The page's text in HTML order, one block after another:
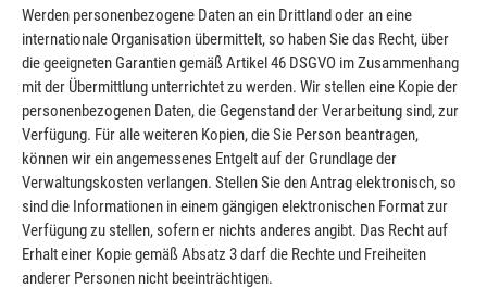
Werden personenbezogene Daten an ein Drittland oder an eine
internationale Organisation übermittelt, so haben Sie das Recht, über
die geeigneten Garantien gemäß Artikel 46 DSGVO im Zusammenhang
mit der Übermittlung unterrichtet zu werden. Wir stellen eine Kopie der
personenbezogenen Daten, die Gegenstand der Verarbeitung sind, zur
Verfügung. Für alle weiteren Kopien, die Sie Person beantragen,
können wir ein angemessenes Entgelt auf der Grundlage der
Verwaltungskosten verlangen. Stellen Sie den Antrag elektronisch, so
sind die Informationen in einem gängigen elektronischen Format zur
Verfügung zu stellen, sofern er nichts anderes angibt. Das Recht auf
Erhalt einer Kopie gemäß Absatz 3 darf die Rechte und Freiheiten
anderer Personen nicht beeinträchtigen.